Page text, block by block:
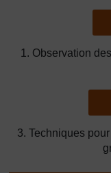
1. Observation
3. Techniques